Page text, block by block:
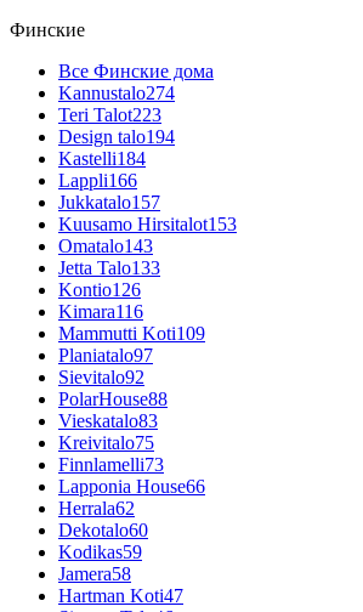
Финские
Все Финские дома
Kannustalo274
Teri Talot223
Design talo194
Kastelli184
Lappli166
Jukkatalo157
Kuusamo Hirsitalot153
Omatalo143
Jetta Talo133
Kontio126
Kimara116
Mammutti Koti109
Planiatalo97
Sievitalo92
PolarHouse88
Vieskatalo83
Kreivitalo75
Finnlamelli73
Lapponia House66
Herrala62
Dekotalo60
Kodikas59
Jamera58
Hartman Koti47